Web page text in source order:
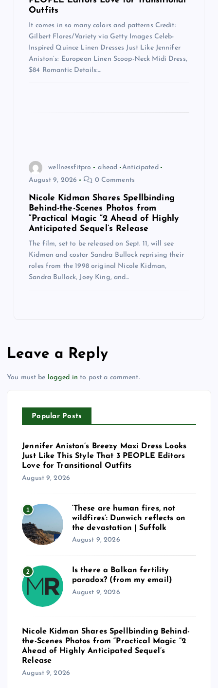
Outfits
It comes in so many colors and patterns Credit:
Gilbert Flores/Variety via Getty Images Celeb-
Inspired Quince Linen Dresses Just Like Jennifer
Aniston’s: European Linen Scoop-Neck Midi Dress,
$84 Romantic Details:…
wellnessfitpro ahead
Anticipated
August 9, 2026
0 Comments
Nicole Kidman Shares Spellbinding
Behind-the-Scenes Photos from
“Practical Magic ”2 Ahead of Highly
Anticipated Sequel’s Release
The film, set to be released on Sept. 11, will see
Kidman and costar Sandra Bullock reprising their
roles from the 1998 original Nicole Kidman,
Sandra Bullock, Joey King, and…
Leave a Reply
You must be logged in to post a comment.
Popular Posts
Jennifer Aniston’s Breezy Maxi Dress Looks
Just Like This Style That 3 PEOPLE Editors
Love for Transitional Outfits
August 9, 2026
1
‘These are human fires, not
wildfires’: Dunwich reflects on
the devastation | Suffolk
August 9, 2026
2
Is there a Balkan fertility
paradox? (from my email)
August 9, 2026
Nicole Kidman Shares Spellbinding Behind-
the-Scenes Photos from “Practical Magic ”2
Ahead of Highly Anticipated Sequel’s
Release
August 9, 2026